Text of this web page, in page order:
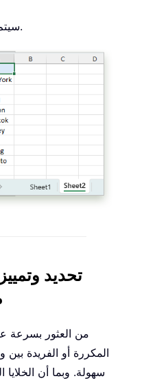
سيتم الآن تمييز الخلايا المتطابقة تلقائيًا.
تحديد
المكررة أو الفريدة
سهولة. وبما أن الخلايا